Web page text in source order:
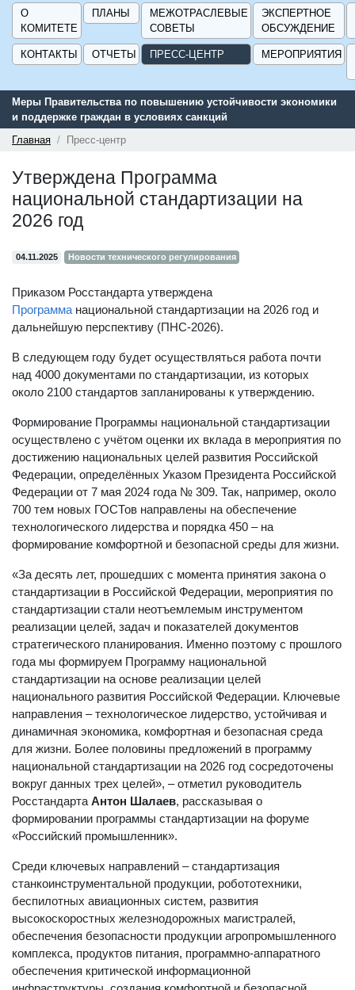
О
КОМИТЕТЕ
ПЛАНЫ
МЕЖОТРАСЛЕВЫЕ
СОВЕТЫ
ЭКСПЕРТНОЕ
ОБСУЖДЕНИЕ
КОНТАКТЫ ОТЧЕТЫ ПРЕСС-ЦЕНТР МЕРОПРИЯТИЯ
Меры Правительства по повышению устойчивости экономики
и поддержке граждан в условиях санкций
Главная
Пресс-центр
Утверждена Программа
национальной стандартизации на
2026 год
04.11.2025 Новости технического регулирования
Приказом Росстандарта утверждена
Программа национальной стандартизации на 2026 год и
дальнейшую перспективу (ПНС-2026).
В следующем году будет осуществляться работа почти
над 4000 документами по стандартизации, из которых
около 2100 стандартов запланированы к утверждению.
Формирование Программы национальной стандартизации
осуществлено с учётом оценки их вклада в мероприятия по
достижению национальных целей развития Российской
Федерации, определённых Указом Президента Российской
Федерации от 7 мая 2024 года № 309. Так, например, около
700 тем новых ГОСТов направлены на обеспечение
технологического лидерства и порядка 450 – на
формирование комфортной и безопасной среды для жизни.
«За десять лет, прошедших с момента принятия закона о
стандартизации в Российской Федерации, мероприятия по
стандартизации стали неотъемлемым инструментом
реализации целей, задач и показателей документов
стратегического планирования. Именно поэтому с прошлого
года мы формируем Программу национальной
стандартизации на основе реализации целей
национального развития Российской Федерации. Ключевые
направления – технологическое лидерство, устойчивая и
динамичная экономика, комфортная и безопасная среда
для жизни. Более половины предложений в программу
национальной стандартизации на 2026 год сосредоточены
вокруг данных трех целей», – отметил руководитель
Росстандарта Антон Шалаев, рассказывая о
формировании программы стандартизации на форуме
«Российский промышленник».
Среди ключевых направлений – стандартизация
станкоинструментальной продукции, робототехники,
беспилотных авиационных систем, развития
высокоскоростных железнодорожных магистралей,
обеспечения безопасности продукции агропромышленного
комплекса, продуктов питания, программно-аппаратного
обеспечения критической информационной